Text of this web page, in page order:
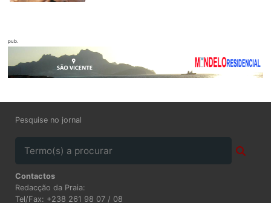
pub.
Pesquise no jornal
Contactos
Redacção da Praia:
Tel/Fax: +238 261 98 07 / 08